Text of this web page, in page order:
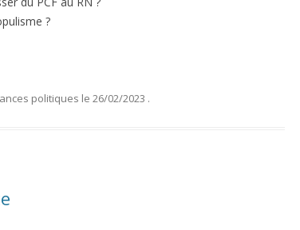
?
politiques le 26/02/2023 .